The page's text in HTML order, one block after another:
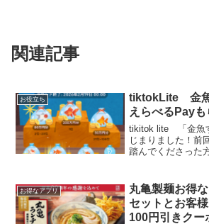
関連記事
お役立ち
tiktokLite 金
えらべるPay
tikitok lite 「金魚
じまりました！前
踏んでくださった
落ちました。ほん
お得なアプリ
丸亀製麺お得
セットとお客
100円引きクー